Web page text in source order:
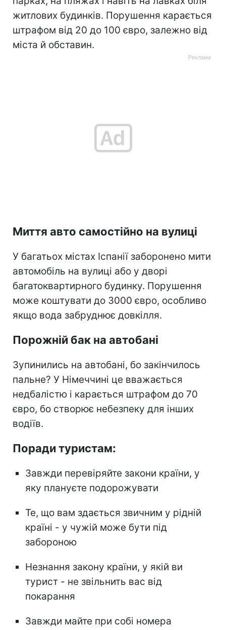
житлових будинків. Порушення карається
штрафом від 20 до 100 євро, залежно від
міста й обставин.
Миття авто самостійно на вулиці
У багатьох містах Іспанії заборонено мити
автомобіль на вулиці або у дворі
багатоквартирного будинку. Порушення
може коштувати до 3000 євро, особливо
якщо вода забруднює довкілля.
Порожній бак на автобані
Зупинились на автобані, бо закінчилось
пальне? У Німеччині це вважається
недбалістю і карається штрафом до 70
євро, бо створює небезпеку для інших
водіїв.
Поради туристам:
Завжди перевіряйте закони країни, у
яку плануєте подорожувати
Те, що вам здається звичним у рідній
країні - у чужій може бути під
забороною
Незнання закону країни, у якій ви
турист - не звільнить вас від
покарання
Завжди майте при собі номера